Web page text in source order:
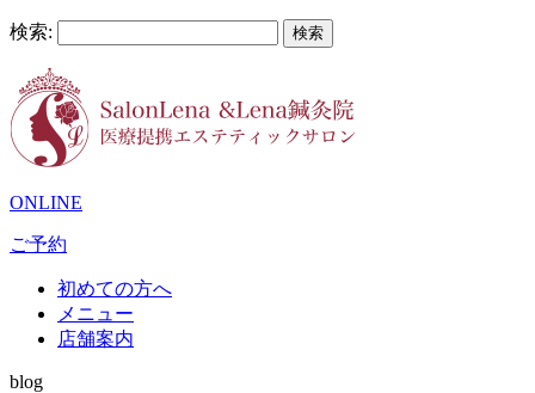
検索:
ONLINE
ご予約
初めての方へ
メニュー
店舗案内
blog